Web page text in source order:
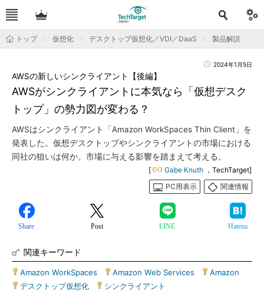
トップ 仮想化 デスクトップ仮想化／VDI／DaaS 製品解説
2024年1月5日
AWSがシンクライアントに本気なら「仮想デスク
トップ」の勢力図が変わる？
AWSの新しいシンクライアント【後編】
AWSはシンクライアント「Amazon WorkSpaces Thin Client」を
発表した。仮想デスクトップやシンクライアントの市場における
同社の狙いは何か。市場に与える影響を踏まえて考える。
[ Gabe Knuth ，TechTarget]
PC用表示
関連情報
Share Post LINE Hatena
関連キーワード
Amazon WorkSpaces Amazon Web Services Amazon
デスクトップ仮想化
シンクライアント